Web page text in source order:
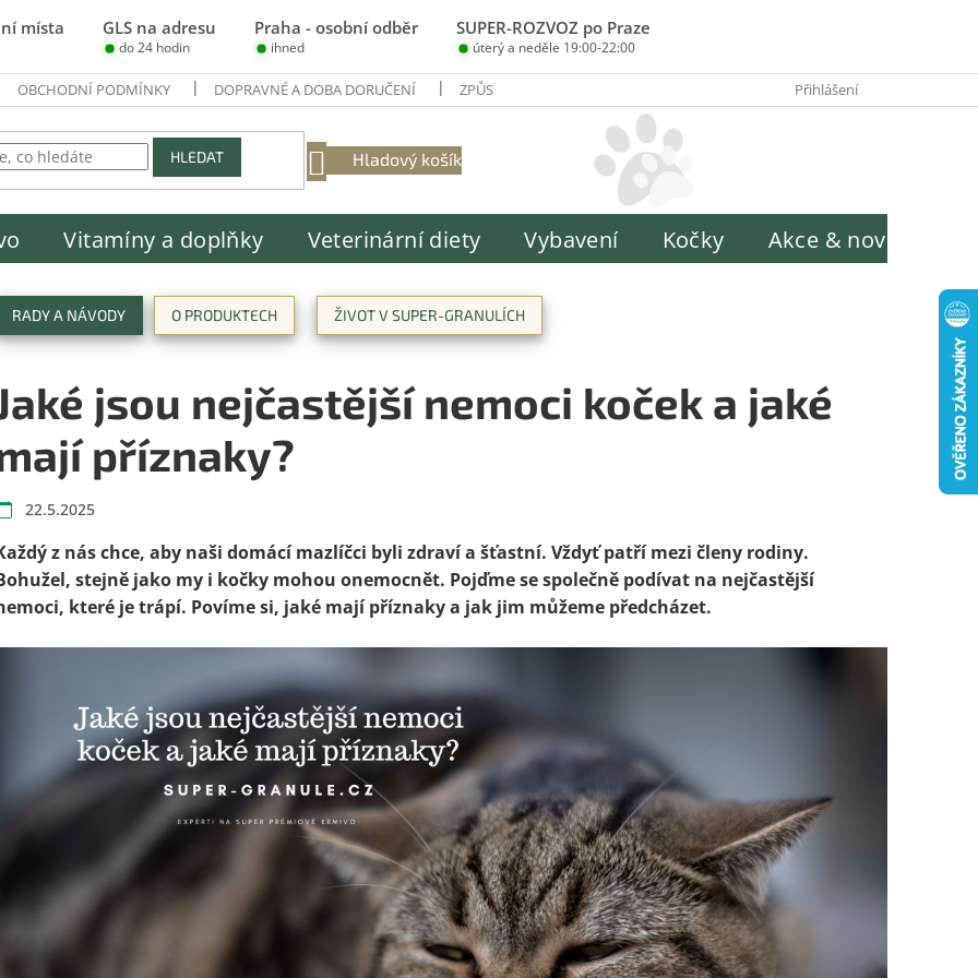
místa GLS na adresu Praha - osobní odběr SUPER-ROZVOZ po Praze
do 24 hodin ihned úterý a neděle 19:00-22:00
OBCHODNÍ PODMÍNKY DOPRAVNÉ A DOBA DORUČENÍ ZPŮSOBY PLATBY INFORMACE O ZPRACOVÁNÍ OSOBNÍCH ÚDAJŮ
Přihlášení
HLEDAT
NÁKUPNÍ
Hladový košík
Vitamíny a doplňky Veterinární diety Vybavení Kočky Akce & novinky
RADY A NÁVODY O PRODUKTECH ŽIVOT V SUPER-GRANULÍCH
jsou nejčastější nemoci koček a jaké
příznaky?
22.5.2025
z nás chce, aby naši domácí mazlíčci byli zdraví a šťastní. Vždyť patří mezi členy rodiny.
stejně jako my i kočky mohou onemocnět. Pojďme se společně podívat na nejčastější
které je trápí. Povíme si, jaké mají příznaky a jak jim můžeme předcházet.